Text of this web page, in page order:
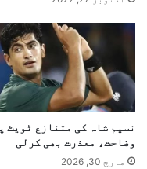
نسیم شاہ کی متنازع ٹویٹ
وضاحت، معذرت بھی کرلی
مارچ 30, 2026